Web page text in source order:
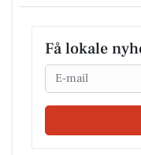
Få lokale
Email